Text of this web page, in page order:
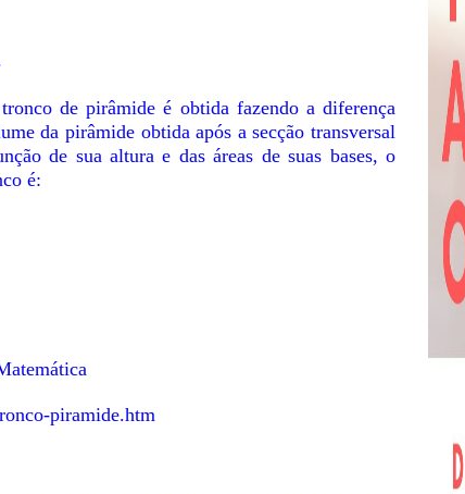
de pirâmide é obtida fazendo a diferença
da pirâmide obtida após a secção transversal
de sua altura e das áreas de suas bases, o
é:
piramide.htm